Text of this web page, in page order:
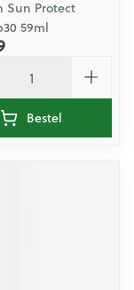
Sun Protect
59ml
Bestel